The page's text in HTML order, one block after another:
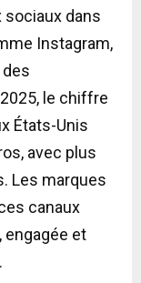
sociaux dans
Instagram,
le chiffre
États-Unis
avec plus
Les marques
canaux
engagée et